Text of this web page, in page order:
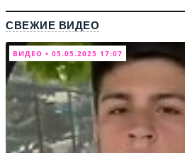
СВЕЖИЕ ВИДЕО
ВИДЕО • 05.05.2025 17:07